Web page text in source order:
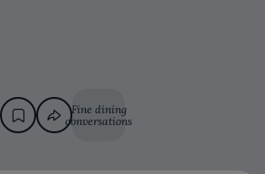
Fine dining
conversations